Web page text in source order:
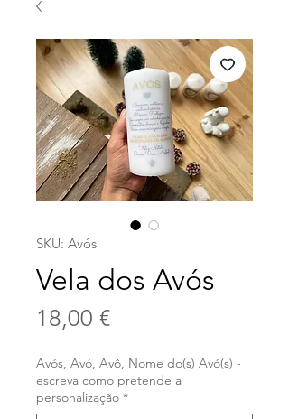
SKU: Avós
Vela dos Avós
18,00 €Precio
Avós, Avó, Avô, Nome do(s) Avó(s) -
escreva como pretende a
personalização *